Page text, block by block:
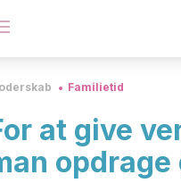
Familietid
at give